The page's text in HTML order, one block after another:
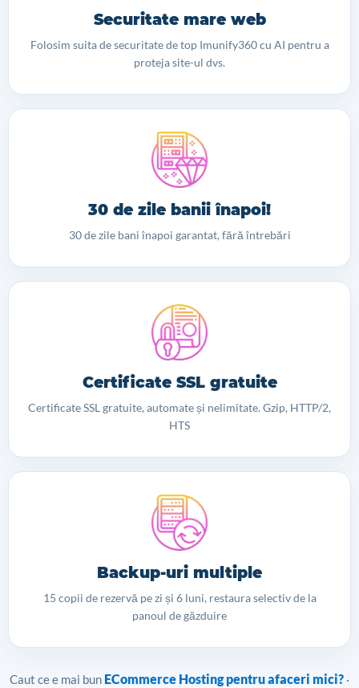
Securitate mare web
Folosim suita de securitate de top Imunify360 cu AI pentru a
proteja site-ul dvs.
30 de zile banii înapoi!
30 de zile bani înapoi garantat, fără întrebări
Certificate SSL gratuite
Certificate SSL gratuite, automate și nelimitate. Gzip, HTTP/2,
HTS
Backup-uri multiple
15 copii de rezervă pe zi și 6 luni, restaura selectiv de la
panoul de găzduire
Caut ce e mai bun ECommerce Hosting pentru afaceri mici? ·